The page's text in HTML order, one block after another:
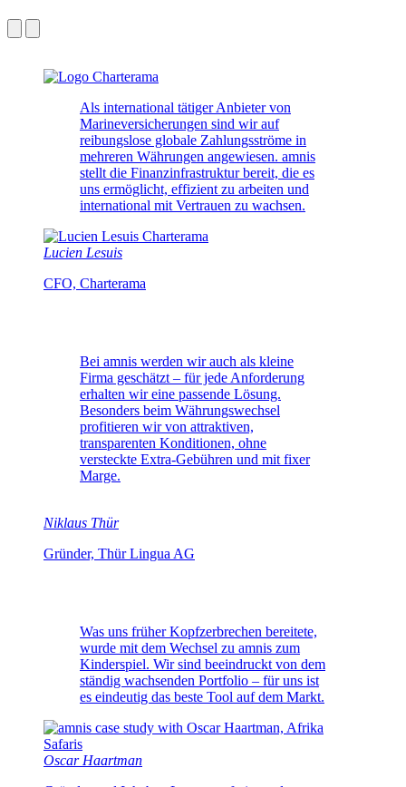
Als international tätiger Anbieter von
Marineversicherungen sind wir auf
reibungslose globale Zahlungsströme in
mehreren Währungen angewiesen. amnis
stellt die Finanzinfrastruktur bereit, die es
uns ermöglicht, effizient zu arbeiten und
international mit Vertrauen zu wachsen.
Lucien Lesuis
CFO, Charterama
Bei amnis werden wir auch als kleine
Firma geschätzt – für jede Anforderung
erhalten wir eine passende Lösung.
Besonders beim Währungswechsel
profitieren wir von attraktiven,
transparenten Konditionen, ohne
versteckte Extra-Gebühren und mit fixer
Marge.
Niklaus Thür
Gründer, Thür Lingua AG
Was uns früher Kopfzerbrechen bereitete,
wurde mit dem Wechsel zu amnis zum
Kinderspiel. Wir sind beeindruckt von dem
ständig wachsenden Portfolio – für uns ist
es eindeutig das beste Tool auf dem Markt.
Oscar Haartman